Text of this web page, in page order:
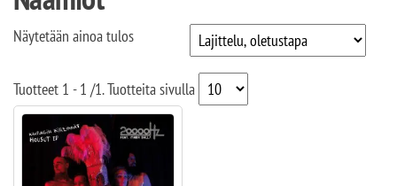
Näytetään ainoa tulos
Tuotteet 1 - 1 /1. Tuotteita sivulla